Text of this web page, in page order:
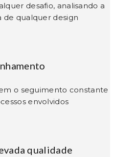
desafio, analisando a
de qualquer design
o seguimento constante
envolvidos
qualidade